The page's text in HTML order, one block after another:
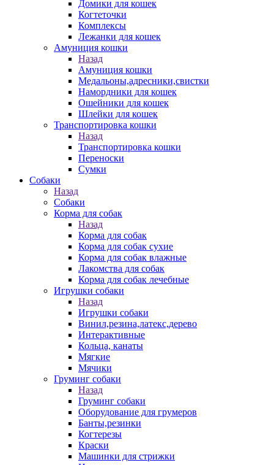
Домики для кошек
Когтеточки
Комплексы
Лежанки для кошек
Амуниция кошки
Назад
Амуниция кошки
Медальоны,адресники,свистки
Намордники для кошек
Ошейники для кошек
Шлейки для кошек
Транспортировка кошки
Назад
Транспортировка кошки
Переноски
Сумки
Собаки
Назад
Собаки
Корма для собак
Назад
Корма для собак
Корма для собак сухие
Корма для собак влажные
Лакомства для собак
Корма для собак лечебные
Игрушки собаки
Назад
Игрушки собаки
Винил,резина,латекс,дерево
Интерактивные
Кольца, канаты
Мягкие
Мячики
Груминг собаки
Назад
Груминг собаки
Оборудование для грумеров
Банты,резинки
Когтерезы
Краски
Машинки для стрижки